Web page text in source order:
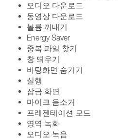
오디오 다운로드
동영상 다운로드
볼륨 꺼내기
Energy Saver
중복 파일 찾기
창 띄우기
바탕화면 숨기기
실행
잠금 화면
마이크 음소거
프레젠테이션 모드
영역 녹화
오디오 녹음